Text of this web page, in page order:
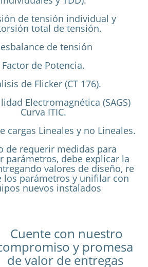
de tensión individual y
total de tensión.
de tensión
Factor de Potencia.
de Flicker (CT 176).
Electromagnética (SAGS)
Curva ITIC.
cargas Lineales y no Lineales.
de requerir medidas para
parámetros, debe explicar la
valores de diseño, re
los parámetros y unifilar con
nuevos instalados
Cuente con nuestro
y promesa
de valor de entregas